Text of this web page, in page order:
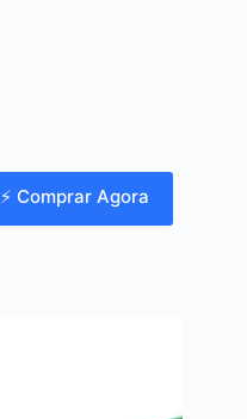
⚡ Comprar Agora